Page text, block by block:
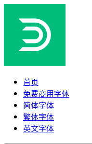
首页
免费商用字体
简体字体
繁体字体
英文字体